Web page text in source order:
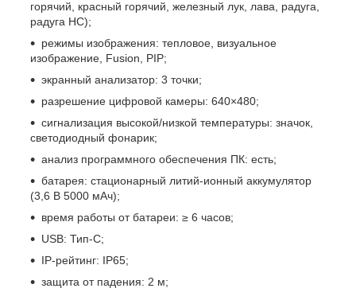
горячий, красный горячий, железный лук, лава, радуга,
радуга HC);
режимы изображения: тепловое, визуальное
изображение, Fusion, PIP;
экранный анализатор: 3 точки;
разрешение цифровой камеры: 640×480;
сигнализация высокой/низкой температуры: значок,
светодиодный фонарик;
анализ программного обеспечения ПК: есть;
батарея: стационарный литий-ионный аккумулятор
(3,6 В 5000 мАч);
время работы от батареи: ≥ 6 часов;
USB: Тип-С;
IP-рейтинг: IP65;
защита от падения: 2 м;